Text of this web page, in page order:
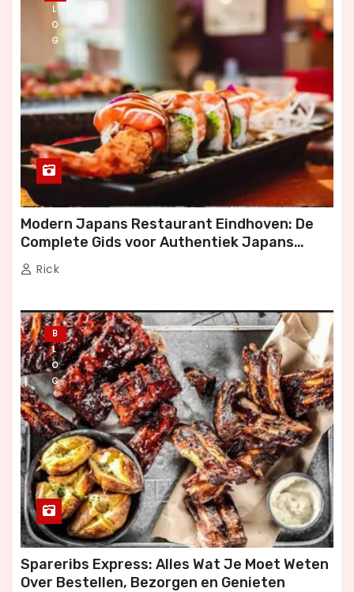
L
O
G
Modern Japans Restaurant Eindhoven: De
Complete Gids voor Authentiek Japans
Dineren
Rick
B
L
O
G
Spareribs Express: Alles Wat Je Moet Weten
Over Bestellen, Bezorgen en Genieten